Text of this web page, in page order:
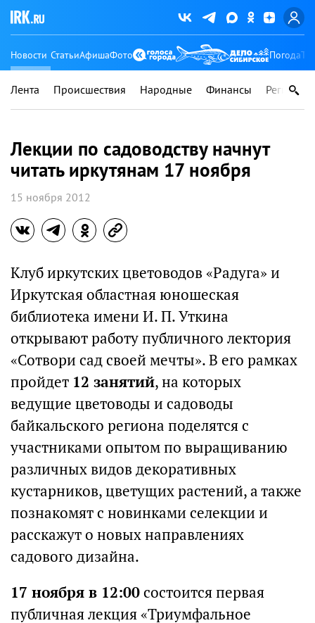
Новости СтатьиАфишаФото Погода
Лента Происшествия Народные Финансы Регионы
Лекции по садоводству начнут
читать иркутянам 17 ноября
15 ноября 2012
Клуб иркутских цветоводов «Радуга» и
Иркутская областная юношеская
библиотека имени И. П. Уткина
открывают работу публичного лектория
«Сотвори сад своей мечты». В его рамках
пройдет 12 занятий, на которых
ведущие цветоводы и садоводы
байкальского региона поделятся с
участниками опытом по выращиванию
различных видов декоративных
кустарников, цветущих растений, а также
познакомят с новинками селекции и
расскажут о новых направлениях
садового дизайна.
17 ноября в 12:00состоится первая
публичная лекция «Триумфальное